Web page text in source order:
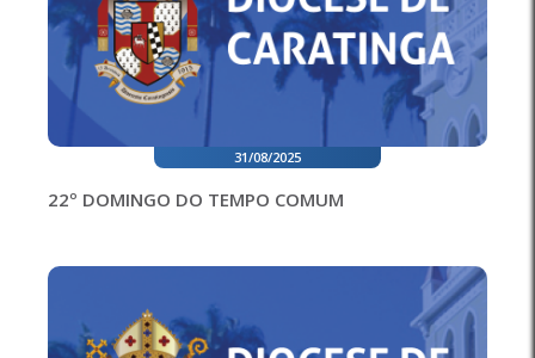
31/08/2025
22º DOMINGO DO TEMPO COMUM